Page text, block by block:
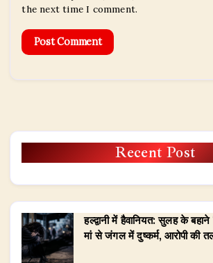
the next time I comment.
Recent Post
हल्द्वानी में हैवानियत: सुलह के
मां से जंगल में दुष्कर्म, आरोपी की